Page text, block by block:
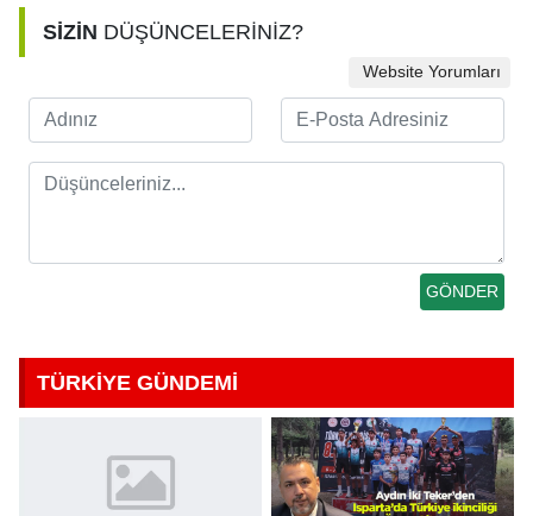
SİZİN DÜŞÜNCELERİNİZ?
Website Yorumları
TÜRKİYE GÜNDEMİ